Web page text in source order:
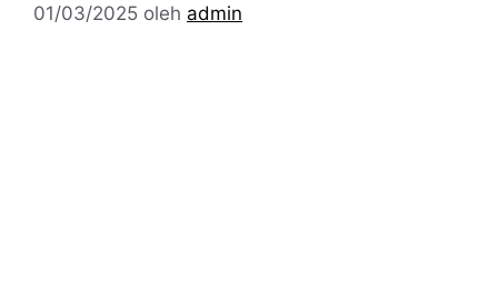
01/03/2025 oleh admin